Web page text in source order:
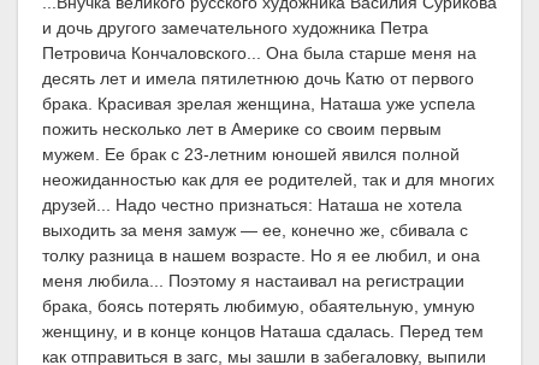
и дочь другого замечательного художника Петра
Петровича Кончаловского... Она была старше меня на
десять лет и имела пятилетнюю дочь Катю от первого
брака. Красивая зрелая женщина, Наташа уже успела
пожить несколько лет в Америке со своим первым
мужем. Ее брак с 23-летним юношей явился полной
неожиданностью как для ее родителей, так и для многих
друзей... Надо честно признаться: Наташа не хотела
выходить за меня замуж — ее, конечно же, сбивала с
толку разница в нашем возрасте. Но я ее любил, и она
меня любила... Поэтому я настаивал на регистрации
брака, боясь потерять любимую, обаятельную, умную
женщину, и в конце концов Наташа сдалась. Перед тем
как отправиться в загс, мы зашли в забегаловку, выпили